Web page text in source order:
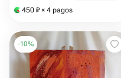
450 ₽ × 4 pagos
-10%